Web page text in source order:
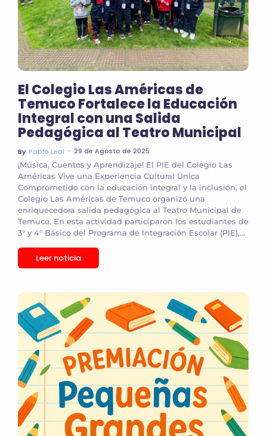
El Colegio Las Américas de
Temuco Fortalece la Educación
Integral con una Salida
Pedagógica al Teatro Municipal
By Pablo Leal ~ 29 de Agosto de 2025
¡Música, Cuentos y Aprendizaje! El PIE del Colegio Las
Américas Vive una Experiencia Cultural Única
Comprometido con la educación integral y la inclusión, el
Colegio Las Américas de Temuco organizó una
enriquecedora salida pedagógica al Teatro Municipal de
Temuco. En esta actividad participaron los estudiantes de
3° y 4° Básico del Programa de Integración Escolar (PIE),...
Leer noticia